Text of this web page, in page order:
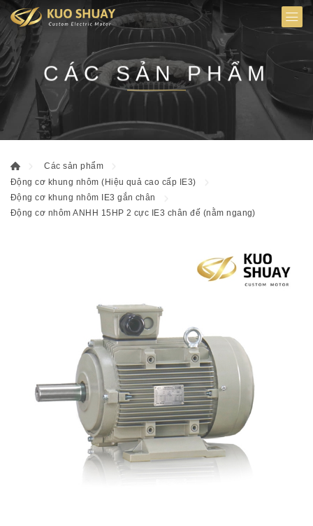
CÁC SẢN PHẨM
Các sản phẩm
Động cơ khung nhôm (Hiệu quả cao cấp IE3)
Động cơ khung nhôm IE3 gắn chân
Động cơ nhôm ANHH 15HP 2 cực IE3 chân đế (nằm ngang)